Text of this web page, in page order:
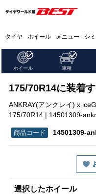
タイヤ ホイール メニュー シ
ホイール 車種
175/70R14に装着
ANKRAY(アンクレイ) x
175/70R14 | 14501309-
14501309-
選択したホイール